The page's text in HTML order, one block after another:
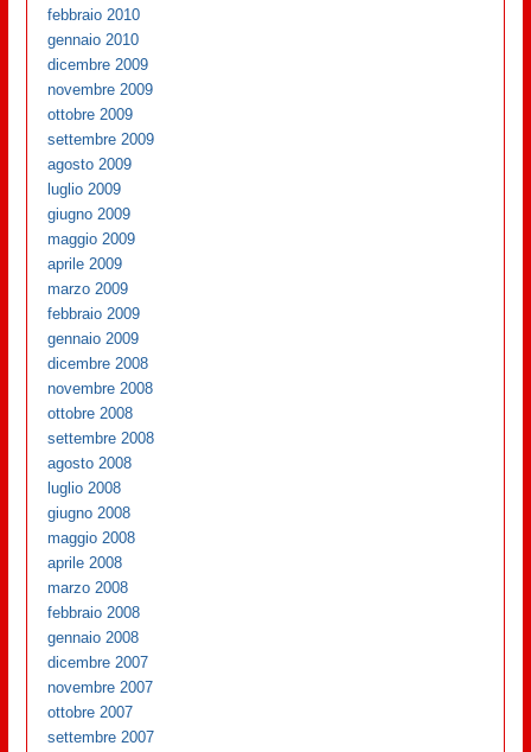
febbraio 2010
gennaio 2010
dicembre 2009
novembre 2009
ottobre 2009
settembre 2009
agosto 2009
luglio 2009
giugno 2009
maggio 2009
aprile 2009
marzo 2009
febbraio 2009
gennaio 2009
dicembre 2008
novembre 2008
ottobre 2008
settembre 2008
agosto 2008
luglio 2008
giugno 2008
maggio 2008
aprile 2008
marzo 2008
febbraio 2008
gennaio 2008
dicembre 2007
novembre 2007
ottobre 2007
settembre 2007